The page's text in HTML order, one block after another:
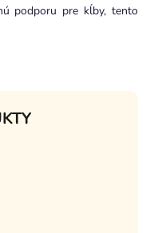
podporu pre kĺby, tento